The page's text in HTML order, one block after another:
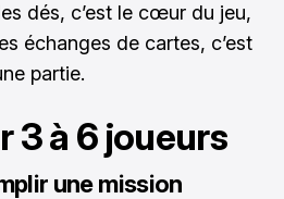
dés, c’est le cœur du jeu,
échanges de cartes, c’est
partie.
3 à 6 joueurs
une mission